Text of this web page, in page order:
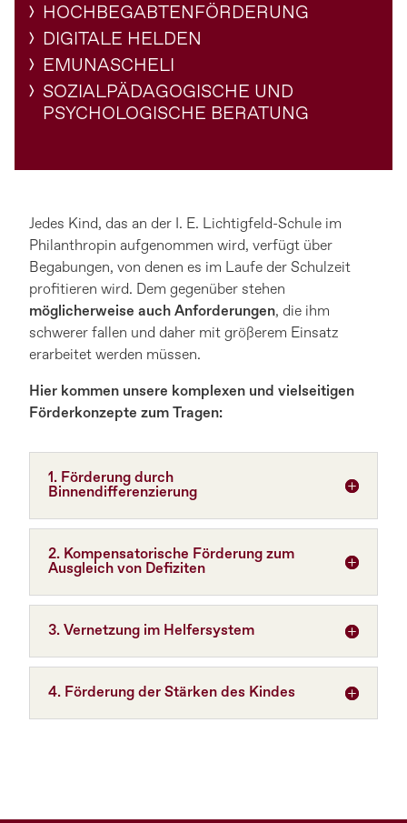
HOCHBEGABTENFÖRDERUNG
DIGITALE HELDEN
EMUNASCHELI
SOZIALPÄDAGOGISCHE UND
PSYCHOLOGISCHE BERATUNG
Jedes Kind, das an der I. E. Lichtigfeld-Schule im
Philanthropin aufgenommen wird, verfügt über
Begabungen, von denen es im Laufe der Schulzeit
profitieren wird. Dem gegenüber stehen
möglicherweise auch Anforderungen, die ihm
schwerer fallen und daher mit größerem Einsatz
erarbeitet werden müssen.
Hier kommen unsere komplexen und vielseitigen
Förderkonzepte zum Tragen:
1. Förderung durch
Binnendifferenzierung
2. Kompensatorische Förderung zum
Ausgleich von Defiziten
3. Vernetzung im Helfersystem
4. Förderung der Stärken des Kindes